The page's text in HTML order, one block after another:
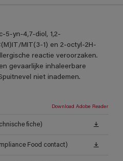
5-yn-4,7-diol, 1,2-
MIT(3-1) en 2-octyl-2H-
reactie veroorzaken.
gevaarlijke inhaleerbare
niet inademen.
Download Adobe Reader
fiche)
Food contact)